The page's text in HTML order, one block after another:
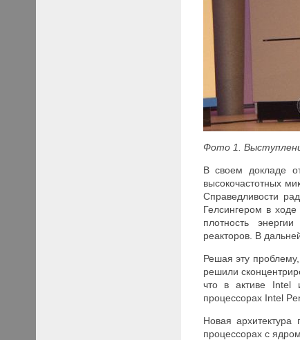
Фото 1.
В своем докладе
высокочастотных
Справедливости
Гелсингером в
плотность
реакторов. В
Решая эту
решили
что в активе Intel
процессорах Intel
Новая архитектура
процессорах с ядром